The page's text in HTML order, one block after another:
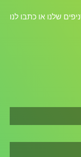
שלנו או כתבו לנו